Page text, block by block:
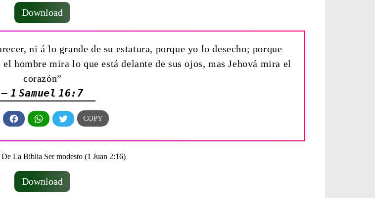
Download
ni á lo grande de su estatura, porque yo lo desecho; porque
hombre mira lo que está delante de sus ojos, mas Jehová mira el
corazón”
— 1 Samuel 16:7
Download